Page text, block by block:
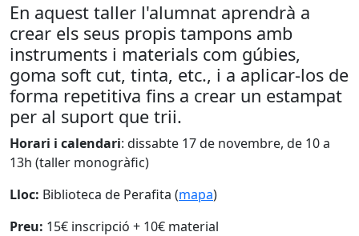
En aquest taller l'alumnat aprendrà a
crear els seus propis tampons amb
instruments i materials com gúbies,
goma soft cut, tinta, etc., i a aplicar-los de
forma repetitiva fins a crear un estampat
per al suport que trii.
Horari i calendari: dissabte 17 de novembre, de 10 a
13h (taller monogràfic)
Lloc: Biblioteca de Perafita (mapa)
Preu: 15€ inscripció + 10€ material